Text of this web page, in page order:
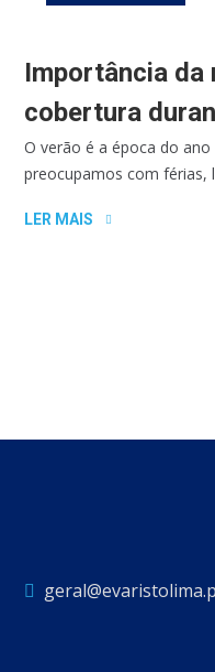
Importância da
cobertura
O verão é a época do
preocupamos com férias,
LER MAIS